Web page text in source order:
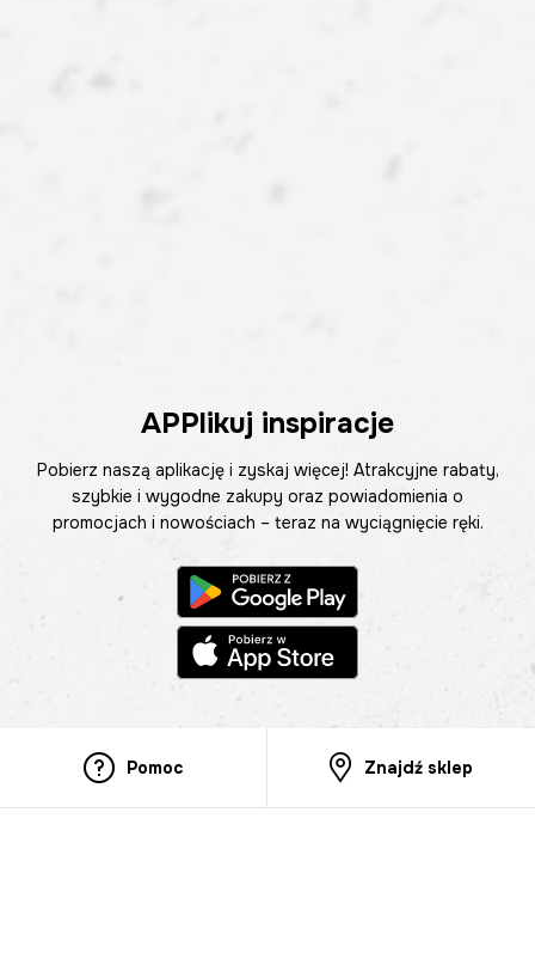
APPlikuj inspiracje
Pobierz naszą aplikację i zyskaj więcej! Atrakcyjne rabaty,
szybkie i wygodne zakupy oraz powiadomienia o
promocjach i nowościach – teraz na wyciągnięcie ręki.
Pomoc Znajdź sklep